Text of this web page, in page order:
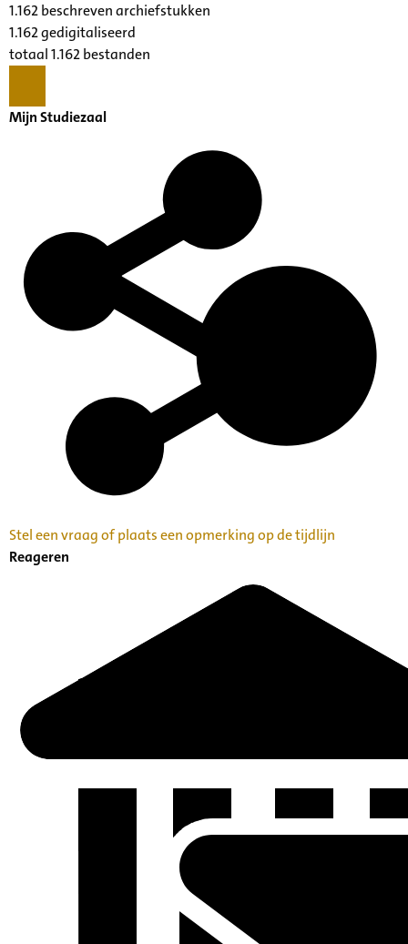
1.162 beschreven archiefstukken
1.162 gedigitaliseerd
totaal 1.162 bestanden
Mijn Studiezaal
Stel een vraag of plaats een opmerking op de tijdlijn
Reageren